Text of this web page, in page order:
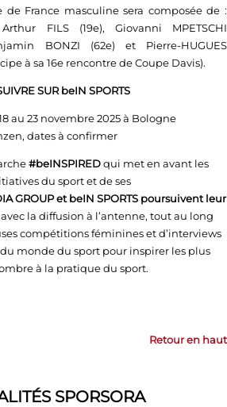
de France masculine sera composée de :
FILS (19e), Giovanni MPETSCHI
BONZI (62e) et Pierre-HUGUES
à sa 16e rencontre de Coupe Davis).
SUR beIN SPORTS
au 23 novembre 2025 à Bologne
dates à confirmer
#beINSPIREDqui met en avant les
du sport et de ses
GROUP et beIN SPORTS poursuivent leur
avec la diffusion à l’antenne, tout au long
compétitions féminines et d’interviews
monde du sport pour inspirer les plus
à la pratique du sport.
Retour en haut
SPORSORA